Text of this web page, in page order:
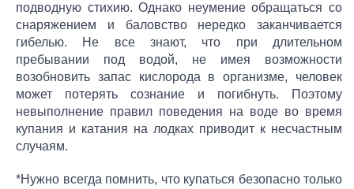
подводную стихию. Однако неумение обращаться со
снаряжением и баловство нередко заканчивается
гибелью. Не все знают, что при длительном
пребывании под водой, не имея возможности
возобновить запас кислорода в организме, человек
может потерять сознание и погибнуть. Поэтому
невыполнение правил поведения на воде во время
купания и катания на лодках приводит к несчастным
случаям.
*Нужно всегда помнить, что купаться безопасно только